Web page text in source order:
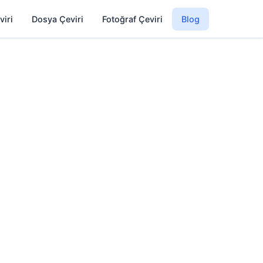
Dosya Çeviri Fotoğraf Çeviri Blog